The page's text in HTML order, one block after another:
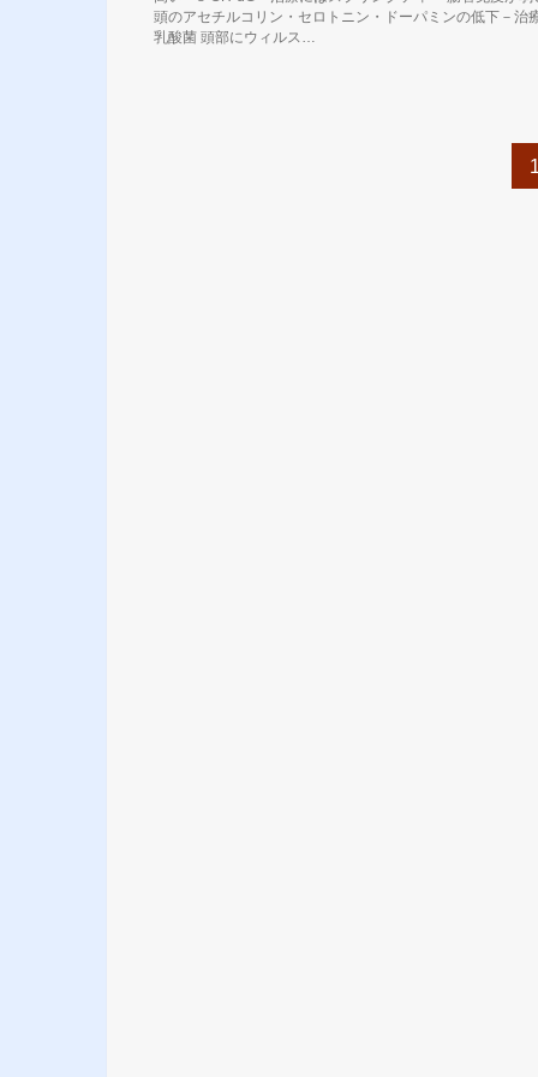
頭のアセチルコリン・セロトニン・ドーパミンの低下－治
乳酸菌 頭部にウィルス…
1